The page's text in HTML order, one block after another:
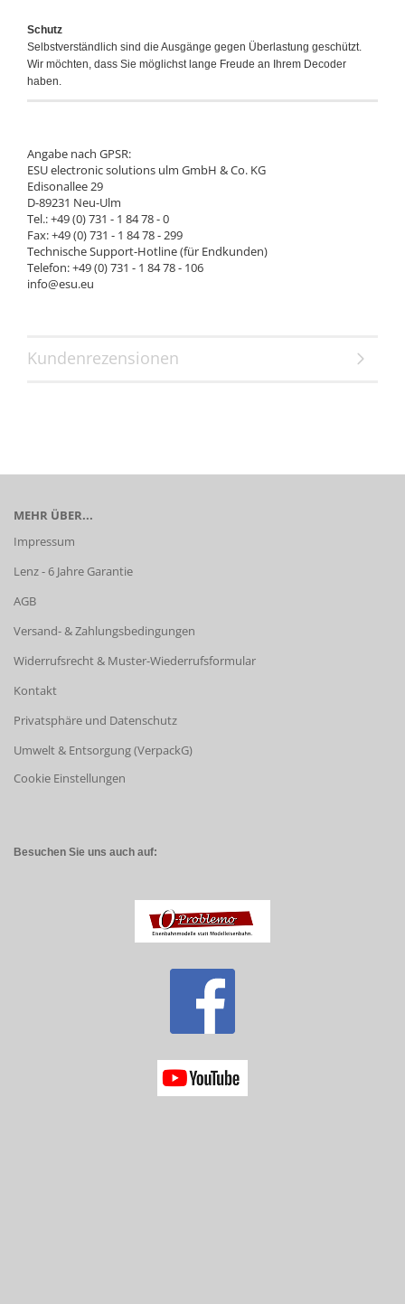
Schutz
Selbstverständlich sind die Ausgänge gegen Überlastung geschützt.
Wir möchten, dass Sie möglichst lange Freude an Ihrem Decoder
haben.
Angabe nach GPSR:
ESU electronic solutions ulm GmbH & Co. KG
Edisonallee 29
D-89231 Neu-Ulm
Tel.: +49 (0) 731 - 1 84 78 - 0
Fax: +49 (0) 731 - 1 84 78 - 299
Technische Support-Hotline (für Endkunden)
Telefon: +49 (0) 731 - 1 84 78 - 106
info@esu.eu
Kundenrezensionen
MEHR ÜBER...
Impressum
Lenz - 6 Jahre Garantie
AGB
Versand- & Zahlungsbedingungen
Widerrufsrecht & Muster-Wiederrufsformular
Kontakt
Privatsphäre und Datenschutz
Umwelt & Entsorgung (VerpackG)
Cookie Einstellungen
Besuchen Sie uns auch auf: